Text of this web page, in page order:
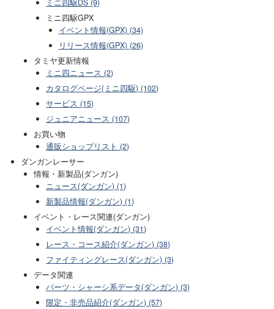
ミニ四駆DS (9)
ミニ四駆GPX
イベント情報(GPX) (34)
リリース情報(GPX) (26)
タミヤ更新情報
ミニ四ニュース (2)
カタログページ(ミニ四駆) (102)
サービス (15)
ジュニアニュース (107)
お買い物
通販ショップリスト (2)
ダンガンレーサー
情報・新製品(ダンガン)
ニュース(ダンガン) (1)
新製品情報(ダンガン) (1)
イベント・レース関連(ダンガン)
イベント情報(ダンガン) (31)
レース・コース紹介(ダンガン) (38)
ファイティングレース(ダンガン) (3)
データ関連
パーツ・シャーシ系データ(ダンガン) (3)
限定・非売品紹介(ダンガン) (57)